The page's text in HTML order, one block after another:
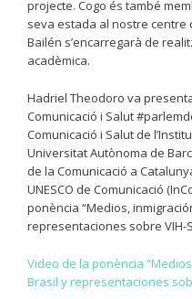
projecte. Cogo és també
seva estada al nostre centre
Bailén s’encarregarà de
acadèmica.
Hadriel Theodoro va
Comunicació i Salut
Comunicació i Salut de
Universitat Autònoma de
de la Comunicació a
UNESCO de Comunicació
ponència “Medios,
representaciones sobre VIH-
Video de la ponència
Brasil y representaciones